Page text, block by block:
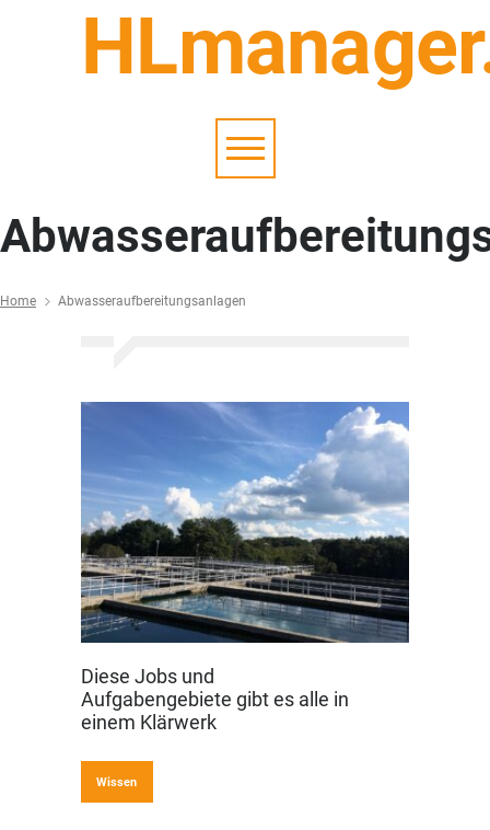
Home Abwasseraufbereitungsanlagen
Diese Jobs und
Aufgabengebiete gibt es alle in
einem Klärwerk
Wissen